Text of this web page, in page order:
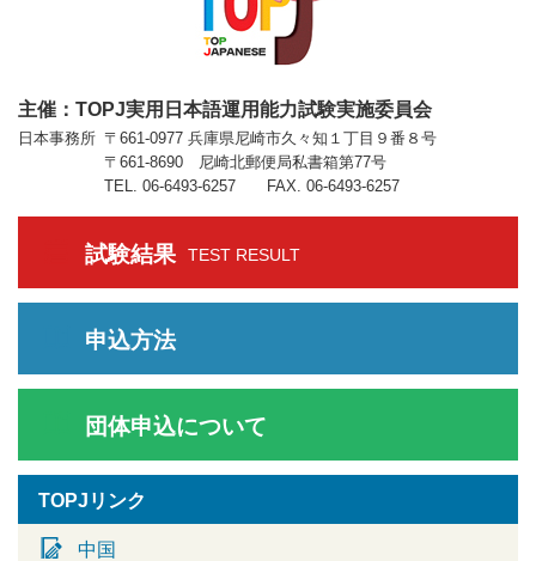
主催：TOPJ実用日本語運用能力試験実施委員会
日本事務所 〒661-0977 兵庫県尼崎市久々知１丁目９番８号
〒661-8690 尼崎北郵便局私書箱第77号
TEL. 06-6493-6257 FAX. 06-6493-6257
試験結果 TEST RESULT
申込方法
団体申込について
TOPJリンク
中国